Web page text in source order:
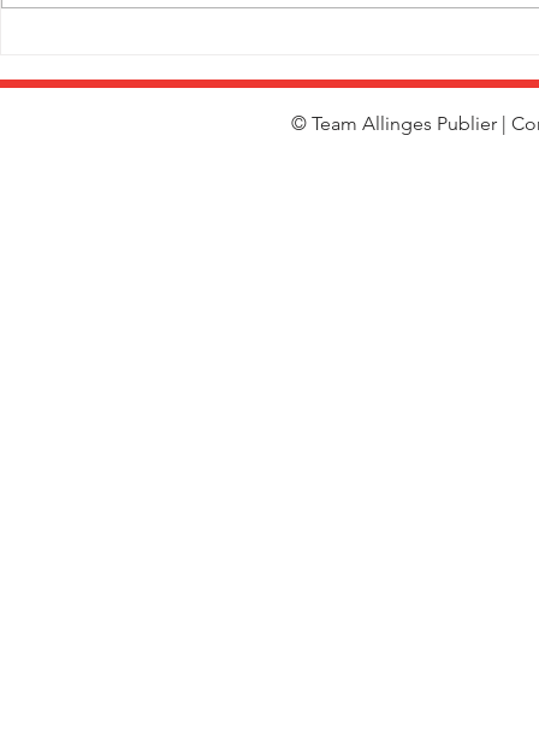
Avril
© Team Allinges Publier |